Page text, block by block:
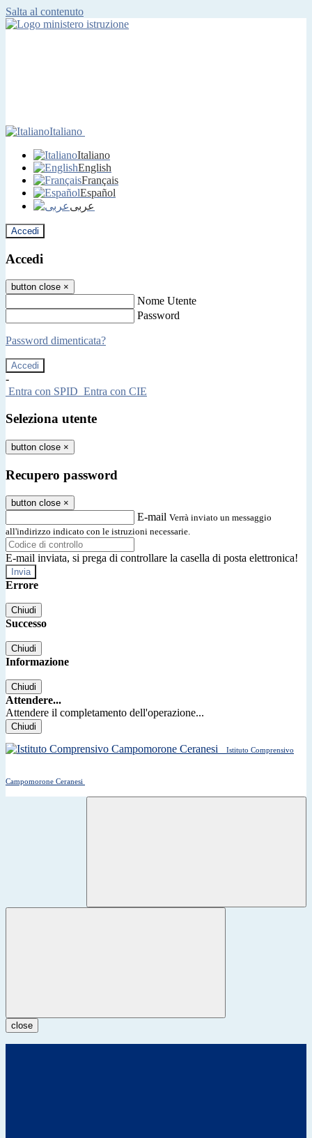
Salta al contenuto
Italiano
Italiano
English
Français
Español
عربى
Accedi
Accedi
button close ×
Nome Utente
Password
Password dimenticata?
-
Entra con SPID Entra con CIE
Seleziona utente
button close ×
Recupero password
button close ×
E-mail Verrà inviato un messaggio
all'indirizzo indicato con le istruzioni necessarie.
E-mail inviata, si prega di controllare la casella di posta elettronica!
Errore
Chiudi
Successo
Chiudi
Informazione
Chiudi
Attendere...
Attendere il completamento dell'operazione...
Chiudi
Istituto Comprensivo
Campomorone Ceranesi
close